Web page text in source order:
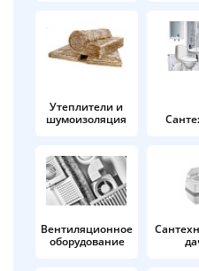
Утеплители и
шумоизоляция
Вентиляционное
оборудование
Получайте товар
выбранный
Оставшиеся
%
по25%каждые 2
Подробнее